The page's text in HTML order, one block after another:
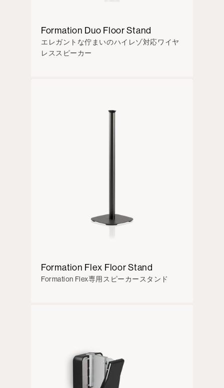
Formation Duo Floor Stand
エレガントな佇まいのハイレゾ対応ワイヤ
レススピーカー
Formation Flex Floor Stand
Formation Flex専用スピーカースタンド